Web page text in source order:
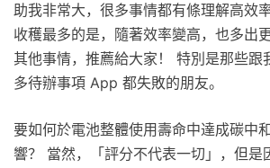
助我非常大，很多事情都有條理解高效
收穫最多的是，隨著效率變高，也多出
其他事情，推薦給大家！ 特別是那些跟
多待辦事項 App 都失敗的朋友。
要如何於電池整體使用壽命中達成碳中
響？ 當然，「評分不代表一切」，但